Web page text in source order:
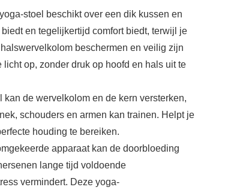
stoel beschikt over een dik kussen en
en tegelijkertijd comfort biedt, terwijl je
beschermen en veilig zijn
op, zonder druk op hoofd en hals uit te
kan de wervelkolom en de kern versterken,
schouders en armen kan trainen. Helpt je
houding te bereiken.
apparaat kan de doorbloeding
lange tijd voldoende
vermindert. Deze yoga-